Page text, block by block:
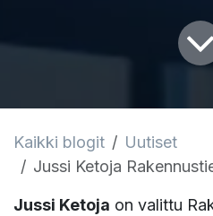
Kaikki blogit
Uutiset
Jussi Ketoja Rakennustietomalli Oy:n
Jussi Ketoja on valittu